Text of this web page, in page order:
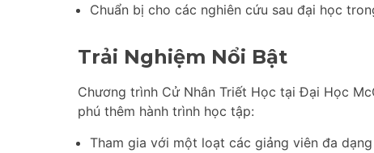
Chuẩn bị cho các nghiên cứu sau đại học
Trải Nghiệm Nổi Bật
Chương trình Cử Nhân Triết Học tại Đại Học
phú thêm hành trình học tập:
Tham gia với một loạt các giảng viên đa